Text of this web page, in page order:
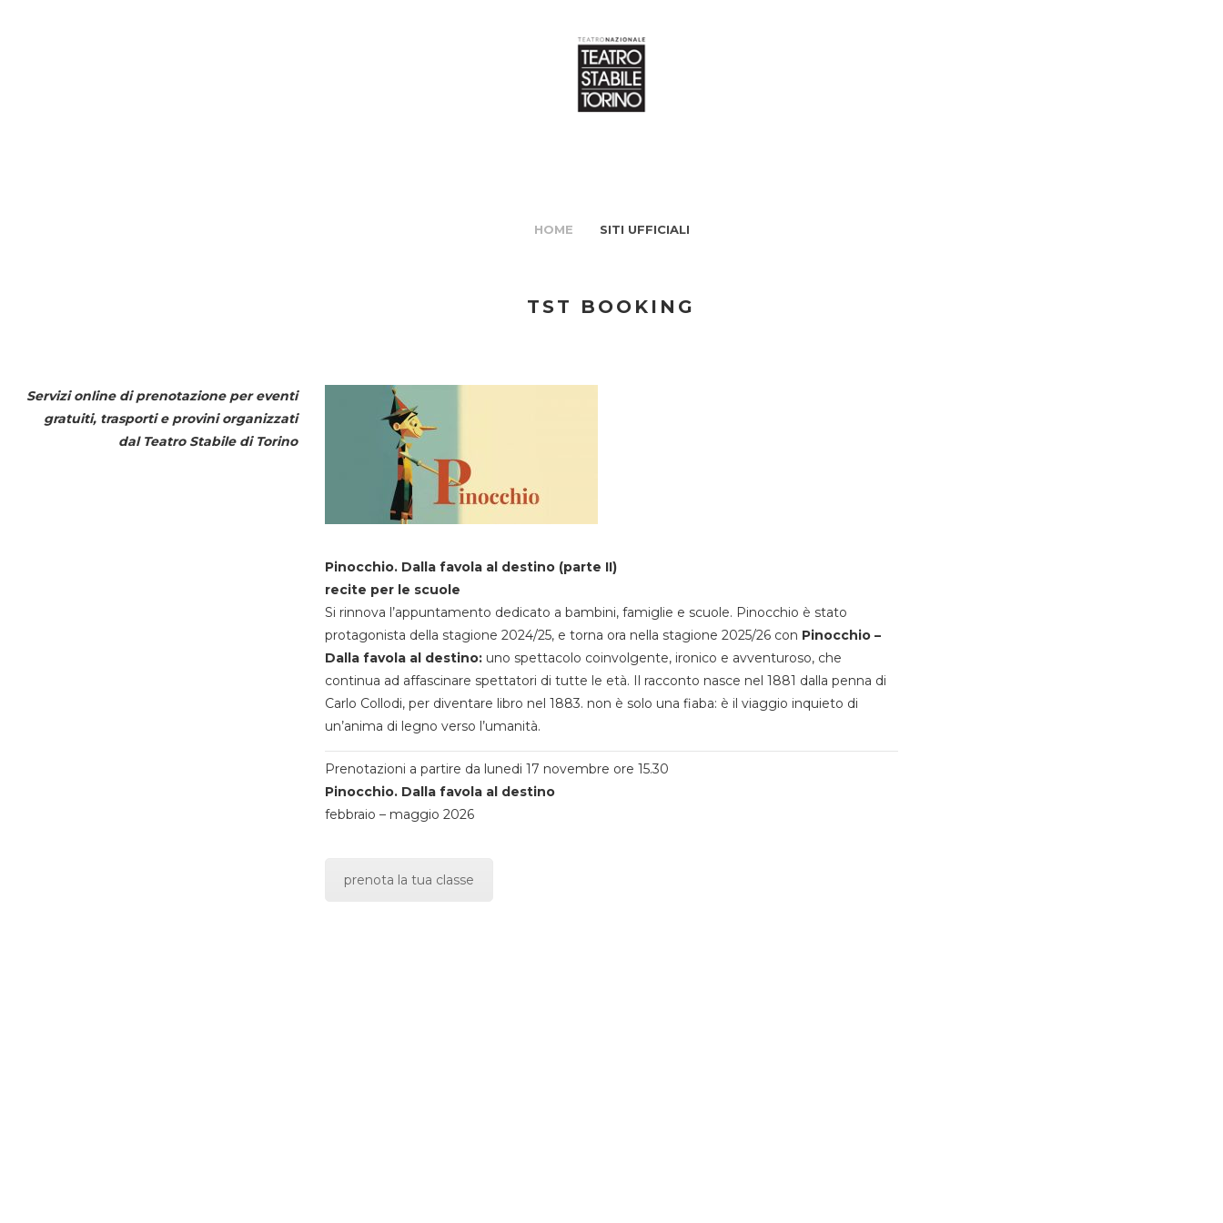
HOME SITI UFFICIALI
TST BOOKING
Servizi online di prenotazione per eventi
gratuiti, trasporti e provini organizzati
dal Teatro Stabile di Torino
Pinocchio. Dalla favola al destino (parte II)
recite per le scuole
Si rinnova l’appuntamento dedicato a bambini, famiglie e scuole. Pinocchio è stato
protagonista della stagione 2024/25, e torna ora nella stagione 2025/26 con Pinocchio –
Dalla favola al destino:uno spettacolo coinvolgente, ironico e avventuroso, che
continua ad affascinare spettatori di tutte le età. Il racconto nasce nel 1881 dalla penna di
Carlo Collodi, per diventare libro nel 1883. non è solo una fiaba: è il viaggio inquieto di
un’anima di legno verso l’umanità.
Prenotazioni a partire da lunedi 17 novembre ore 15.30
Pinocchio. Dalla favola al destino
febbraio – maggio 2026
prenota la tua classe